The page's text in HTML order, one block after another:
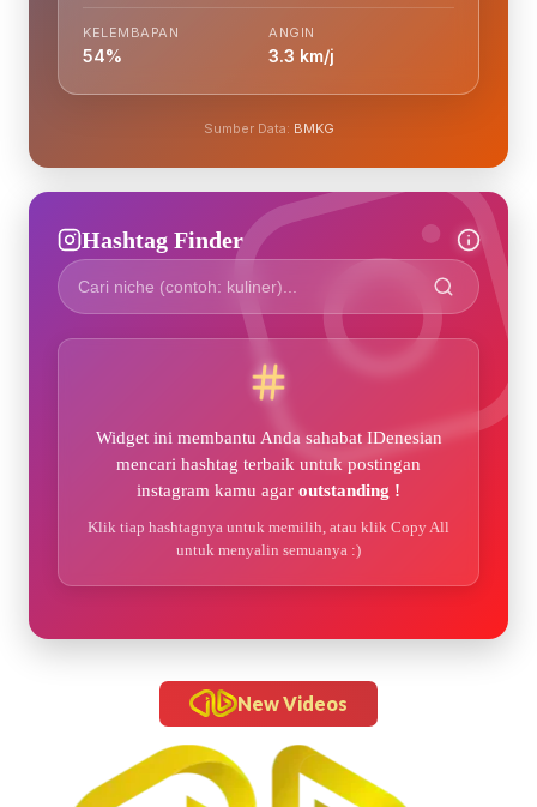
KELEMBAPAN
54%
ANGIN
3.3 km/j
Sumber Data: BMKG
Hashtag Finder
Widget ini membantu Anda sahabat IDenesian
mencari hashtag terbaik untuk postingan
instagram kamu agar outstanding !
Klik tiap hashtagnya untuk memilih, atau klik Copy All
untuk menyalin semuanya :)
New Videos